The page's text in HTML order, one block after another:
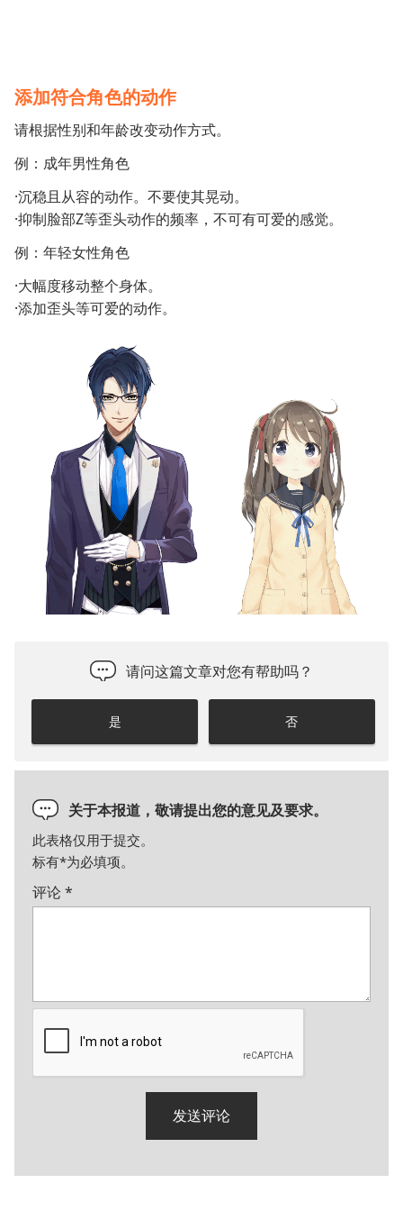
添加符合角色的动作
请根据性别和年龄改变动作方式。
例：成年男性角色
·沉稳且从容的动作。不要使其晃动。
·抑制脸部Z等歪头动作的频率，不可有可爱的感觉。
例：年轻女性角色
·大幅度移动整个身体。
·添加歪头等可爱的动作。
请问这篇文章对您有帮助吗？
是 否
关于本报道，敬请提出您的意见及要求。
此表格仅用于提交。
标有*为必填项。
评论*